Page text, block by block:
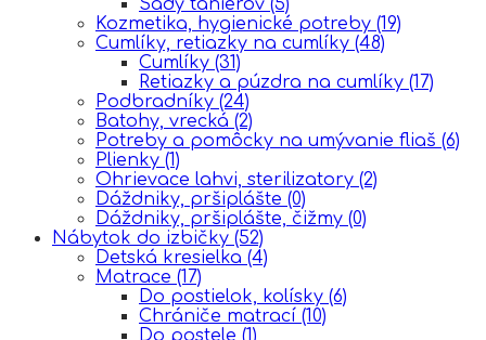
Kozmetika, hygienické potreby (19)
Cumlíky, retiazky na cumlíky (48)
Cumlíky (31)
Retiazky a púzdra na cumlíky (17)
Podbradníky (24)
Batohy, vrecká (2)
Potreby a pomôcky na umývanie fliaš (6)
Plienky (1)
Ohrievace lahvi, sterilizatory (2)
Dáždniky, pršiplášte (0)
Dáždniky, pršiplášte, čižmy (0)
Nábytok do izbičky (52)
Detská kresielka (4)
Matrace (17)
Do postielok, kolísky (6)
Chrániče matrací (10)
Do postele (1)